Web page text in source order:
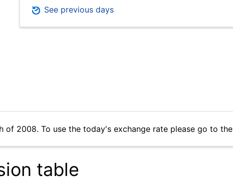
See previous days
of 2008. To use the today's exchange rate please go to the
table